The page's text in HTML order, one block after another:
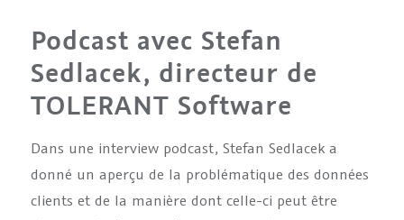
Podcast avec Stefan
Sedlacek, directeur de
TOLERANT Software
Dans une interview podcast, Stefan Sedlacek a
donné un aperçu de la problématique des données
clients et de la manière dont celle-ci peut être